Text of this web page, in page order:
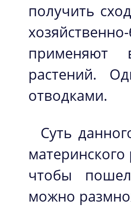
получить
применяют
растений.
отводками.
Суть
чтобы
можно